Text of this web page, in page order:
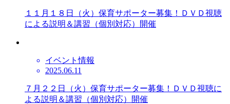
１１月１８日（火）保育サポーター募集！ＤＶＤ視聴
による説明＆講習（個別対応）開催
イベント情報
2025.06.11
７月２２日（火）保育サポーター募集！ＤＶＤ視聴に
よる説明＆講習（個別対応）開催